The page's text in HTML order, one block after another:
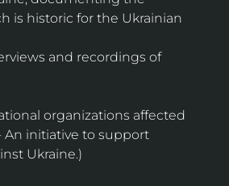
is historic for the Ukrainian
and recordings of
organizations affected
An initiative to support
Ukraine.)